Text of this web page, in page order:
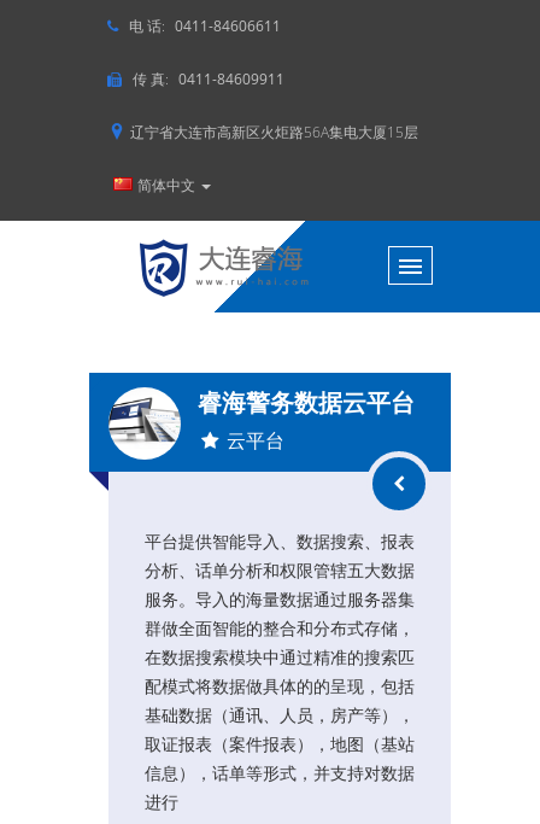
电 话: 0411-84606611
传 真: 0411-84609911
辽宁省大连市高新区火炬路56A集电大厦15层
简体中文
睿海警务数据云平台
云平台
平台提供智能导入、数据搜索、报表
分析、话单分析和权限管辖五大数据
服务。导入的海量数据通过服务器集
群做全面智能的整合和分布式存储，
在数据搜索模块中通过精准的搜索匹
配模式将数据做具体的的呈现，包括
基础数据（通讯、人员，房产等），
取证报表（案件报表），地图（基站
信息），话单等形式，并支持对数据
进行